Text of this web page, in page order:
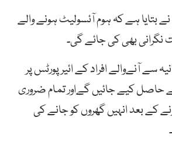
بتایا ہے کہ ہوم آئسولیٹ ہونے والے
نگرانی بھی کی جائے گی۔
سے آنےوالے افراد کے ائیر پورٹس پر
حاصل کیے جائیں گےاور تمام ضروری
کے بعد انہیں گھروں کو جانے کی